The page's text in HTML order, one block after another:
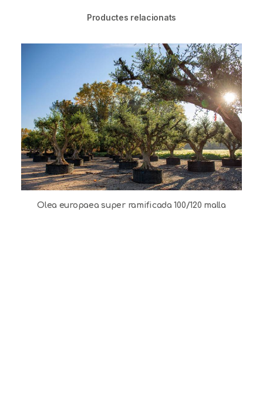
Productes relacionats
Olea europaea super ramificada 100/120 malla